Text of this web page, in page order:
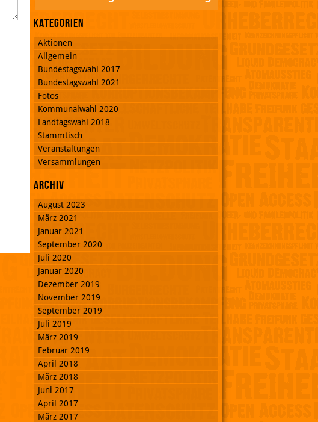
Kategorien
Aktionen
Allgemein
Bundestagswahl 2017
Bundestagswahl 2021
Fotos
Kommunalwahl 2020
Landtagswahl 2018
Stammtisch
Veranstaltungen
Versammlungen
Archiv
August 2023
März 2021
Januar 2021
September 2020
Juli 2020
Januar 2020
Dezember 2019
November 2019
September 2019
Juli 2019
März 2019
Februar 2019
April 2018
März 2018
Juni 2017
April 2017
März 2017